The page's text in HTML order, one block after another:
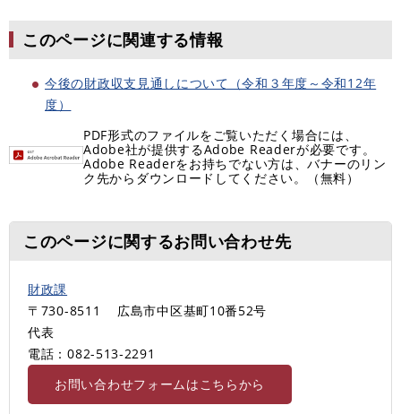
このページに関連する情報
今後の財政収支見通しについて（令和３年度～令和12年
度）
PDF形式のファイルをご覧いただく場合には、
Adobe社が提供するAdobe Readerが必要です。
Adobe Readerをお持ちでない方は、バナーのリン
ク先からダウンロードしてください。（無料）
このページに関するお問い合わせ先
財政課
〒730-8511
広島市中区基町10番52号
代表
電話：082-513‐2291
お問い合わせフォームはこちらから